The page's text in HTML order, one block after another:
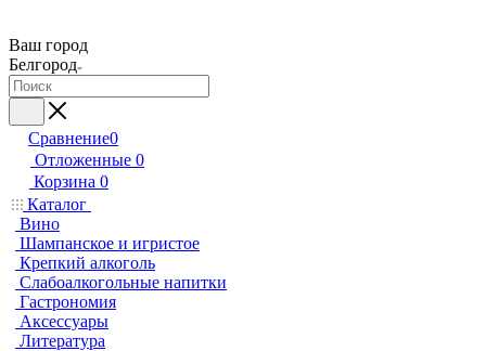
Ваш город
Белгород
Сравнение0
Отложенные 0
Корзина 0
Каталог
Вино
Шампанское и игристое
Крепкий алкоголь
Слабоалкогольные напитки
Гастрономия
Аксессуары
Литература